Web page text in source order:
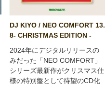
DJ KIYO / NEO COMFORT 13.
8- CHRISTMAS EDITION -
2024年にデジタルリリースの
みだった「NEO COMFORT」
シリーズ最新作がクリスマス仕
様の特別盤として待望のCD化